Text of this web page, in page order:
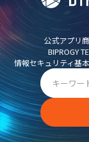
公式アプリ
BIPROGY
情報セキュリティ基